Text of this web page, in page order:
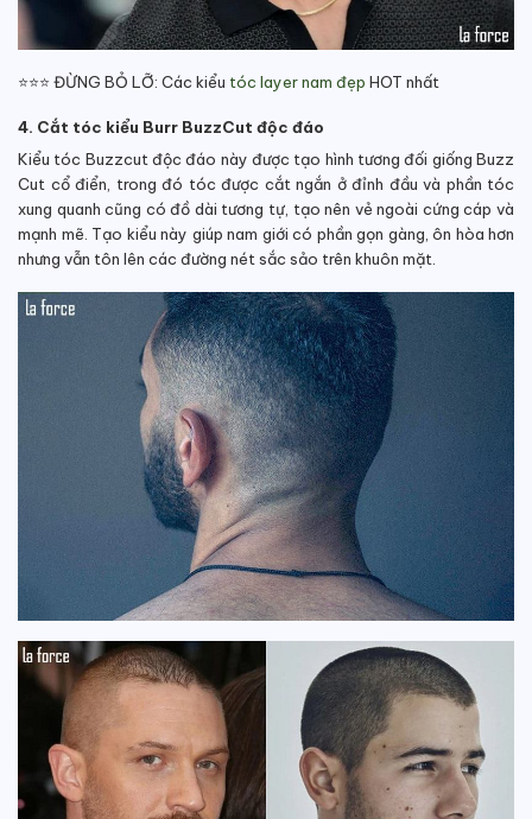
⭐⭐⭐ ĐỪNG BỎ LỠ: Các kiểu tóc layer nam đẹp HOT nhất
4. Cắt tóc kiểu Burr BuzzCut độc đáo
Kiểu tóc Buzzcut độc đáo này được tạo hình tương đối giống Buzz
Cut cổ điển, trong đó tóc được cắt ngắn ở đỉnh đầu và phần tóc
xung quanh cũng có đồ dài tương tự, tạo nên vẻ ngoài cứng cáp và
mạnh mẽ. Tạo kiểu này giúp nam giới có phần gọn gàng, ôn hòa hơn
nhưng vẫn tôn lên các đường nét sắc sảo trên khuôn mặt.